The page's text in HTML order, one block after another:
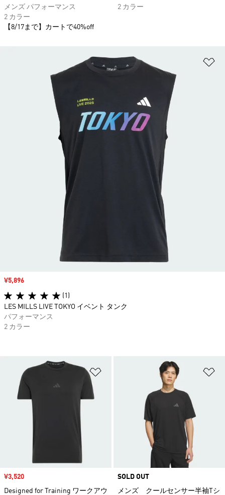
メンズ パフォーマンス
2 カラー
【8/17まで】カートで40%off
2 カラー
ほしいものリストに追加
セール価格
¥3,520
Designed for Training ワークアウ
SOLD OUT
メンズ クールセンサー半袖Tシ
セール価格
¥5,896
(1)
LES MILLS LIVE TOKYO イベント タンク
パフォーマンス
2 カラー